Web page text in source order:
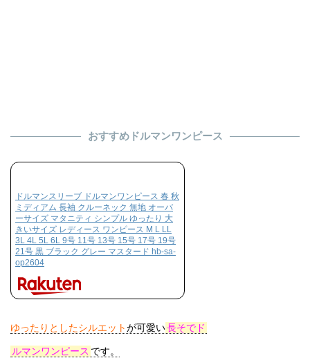
おすすめドルマンワンピース
ドルマンスリーブ ドルマンワンピース 春 秋
ミディアム 長袖 クルーネック 無地 オーバ
ーサイズ マタニティ シンプル ゆったり 大
きいサイズ レディース ワンピース M L LL
3L 4L 5L 6L 9号 11号 13号 15号 17号 19号
21号 黒 ブラック グレー マスタード hb-sa-
op2604
ゆったりとしたシルエットが可愛い長そでド
ルマンワンピース です。